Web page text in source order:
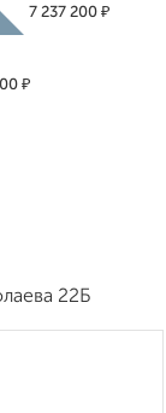
7 237 200 ₽
₽
22Б